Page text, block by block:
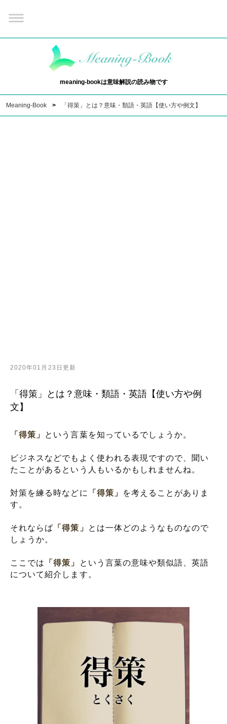
meaning-bookは意味解説の読み物です
Meaning-Book 「得策」とは？意味・類語・英語【使い方や例文】
2020年01月23日更新
「得策」とは？意味・類語・英語【使い方や例
文】
「得策」 という言葉を知っているでしょうか。
ビジネスなどでもよく使われる表現ですので、聞い
たことがあるという人もいるかもしれませんね。
対策を練る時などに 「得策」
を考えることがありま
す。
それならば 「得策」
とは一体どのようなものなので
しょうか。
ここでは 「得策」
という言葉の意味や類似語、英語
について紹介します。